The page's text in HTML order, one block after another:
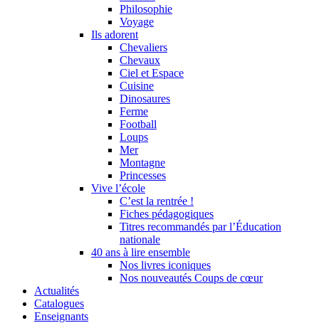
Philosophie
Voyage
Ils adorent
Chevaliers
Chevaux
Ciel et Espace
Cuisine
Dinosaures
Ferme
Football
Loups
Mer
Montagne
Princesses
Vive l’école
C’est la rentrée !
Fiches pédagogiques
Titres recommandés par l’Éducation
nationale
40 ans à lire ensemble
Nos livres iconiques
Nos nouveautés Coups de cœur
Actualités
Catalogues
Enseignants